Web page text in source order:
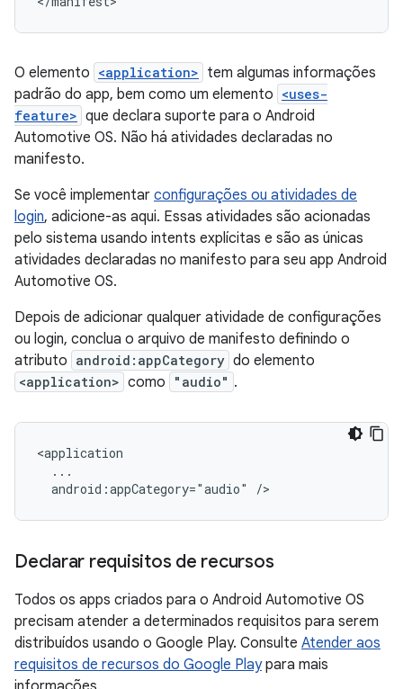
O elemento <application> tem algumas informações
padrão do app, bem como um elemento <uses-
feature> que declara suporte para o Android
Automotive OS. Não há atividades declaradas no
manifesto.
Se você implementar configurações ou atividades de
login, adicione-as aqui. Essas atividades são acionadas
pelo sistema usando intents explícitas e são as únicas
atividades declaradas no manifesto para seu app Android
Automotive OS.
Depois de adicionar qualquer atividade de configurações
ou login, conclua o arquivo de manifesto definindo o
atributo android:appCategory do elemento
<application> como "audio" .
android:appCategory="audio"
Declarar requisitos de recursos
Todos os apps criados para o Android Automotive OS
precisam atender a determinados requisitos para serem
distribuídos usando o Google Play. Consulte Atender aos
requisitos de recursos do Google Playpara mais